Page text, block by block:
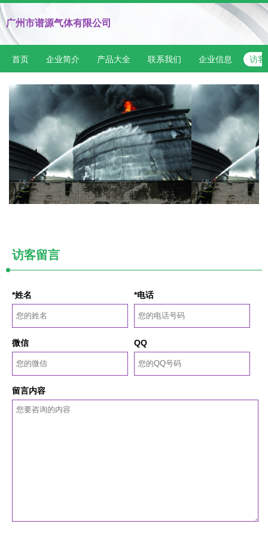
广州市谱源气体有限公司
首页 企业简介 产品大全 联系我们 企业信息 访客
访客留言
*姓名 *电话
微信 QQ
留言内容